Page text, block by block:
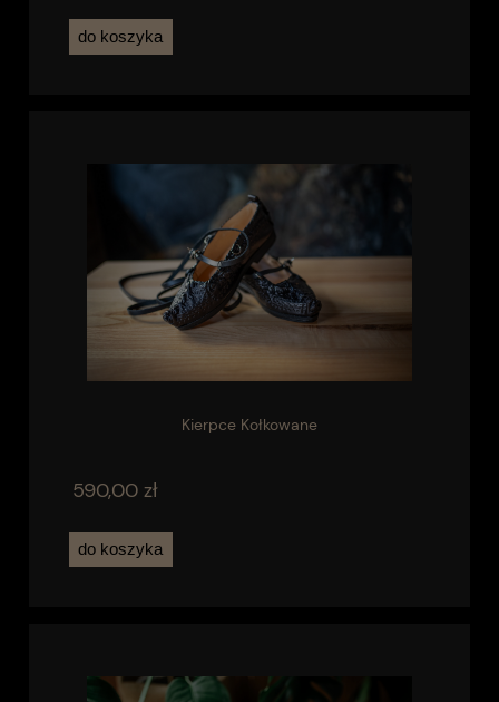
do koszyka
Kierpce Kołkowane
590,00 zł
do koszyka